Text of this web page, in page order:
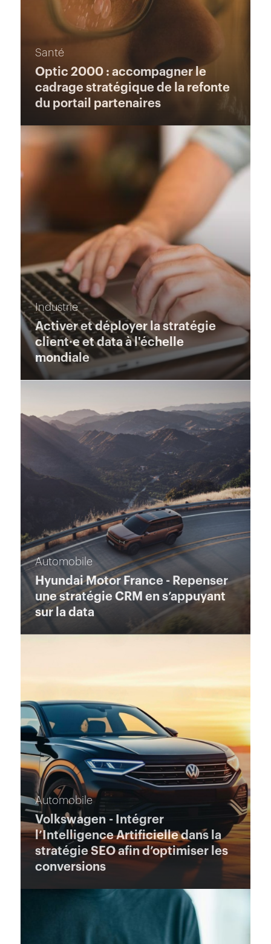
Santé
Optic 2000 : accompagner le
cadrage stratégique de la refonte
du portail partenaires
Industrie
Activer et déployer la stratégie
client·e et data à l'échelle
mondiale
Automobile
Hyundai Motor France - Repenser
une stratégie CRM en s’appuyant
sur la data
Automobile
Volkswagen - Intégrer
l’Intelligence Artificielle dans la
stratégie SEO afin d’optimiser les
conversions